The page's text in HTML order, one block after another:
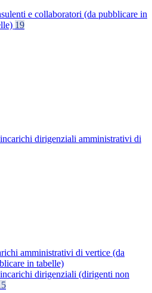
e collaboratori (da pubblicare in
19
dirigenziali amministrativi di
amministrativi di vertice (da
in tabelle)
dirigenziali (dirigenti non